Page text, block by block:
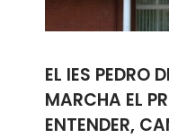
EL IES PEDRO
MARCHA EL
ENTENDER,